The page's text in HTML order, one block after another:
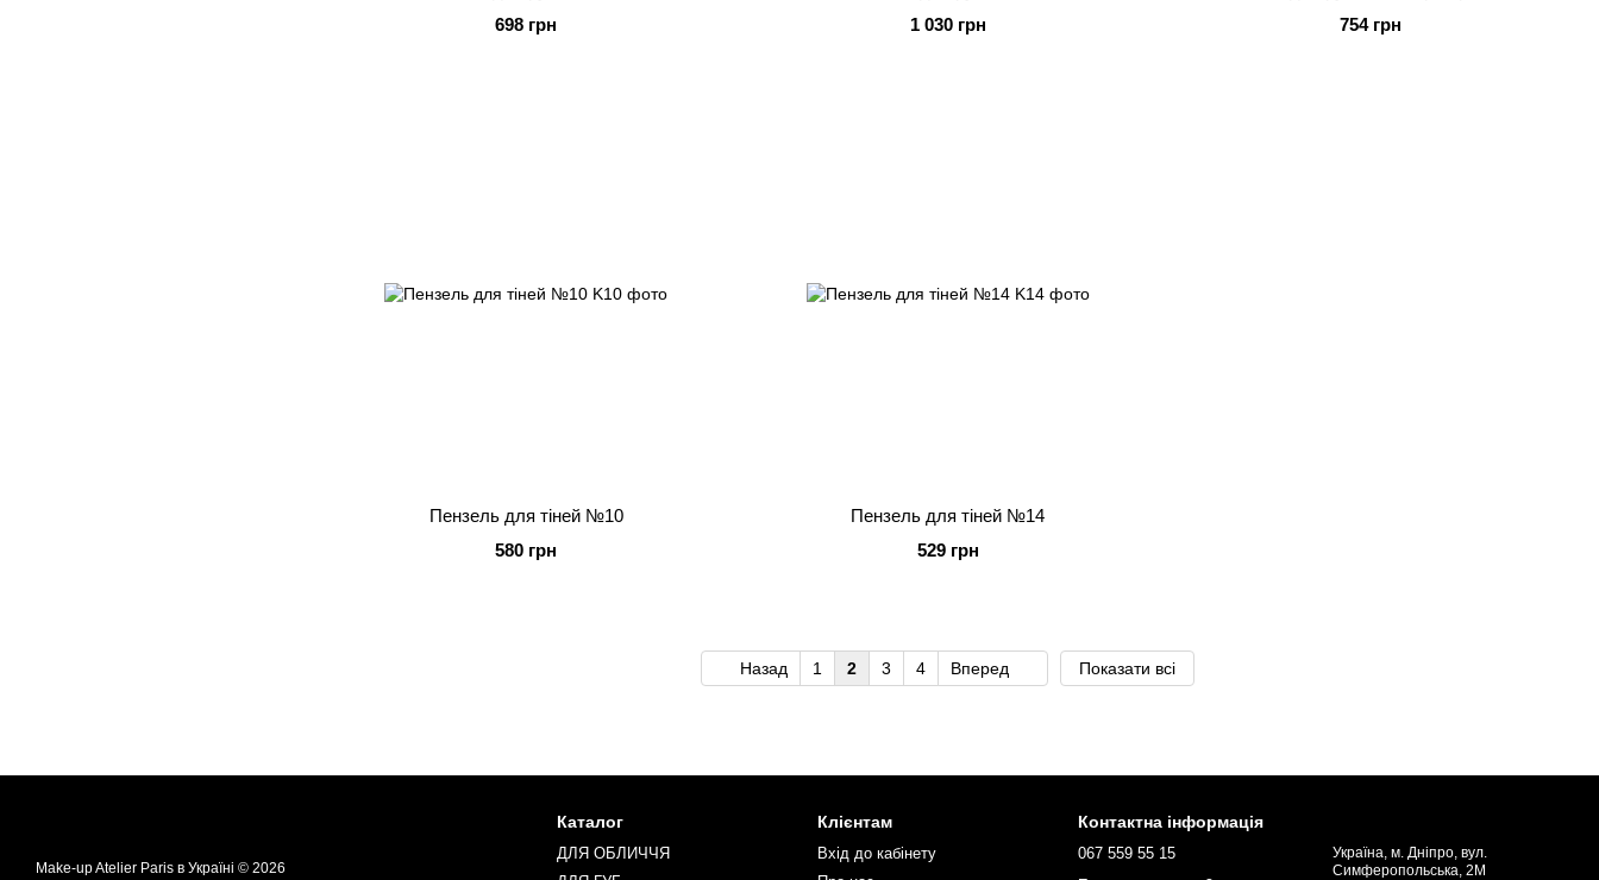
698 грн
1 030 грн
754 грн
Пензель для тіней №10
580 грн
Пензель для тіней №14
529 грн
Назад 1 2 3 4 Вперед Показати всі
Make-up Atelier Paris в Україні © 2026
Каталог
ДЛЯ ОБЛИЧЧЯ
Клієнтам
Вхід до кабінету
Контактна інформація
067 559 55 15
Україна, м. Дніпро, вул.
Симферопольська, 2М